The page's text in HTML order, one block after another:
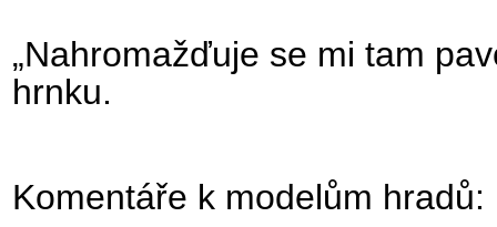
„Nahromažďuje se mi tam
hrnku.
Komentáře k modelům hradů: